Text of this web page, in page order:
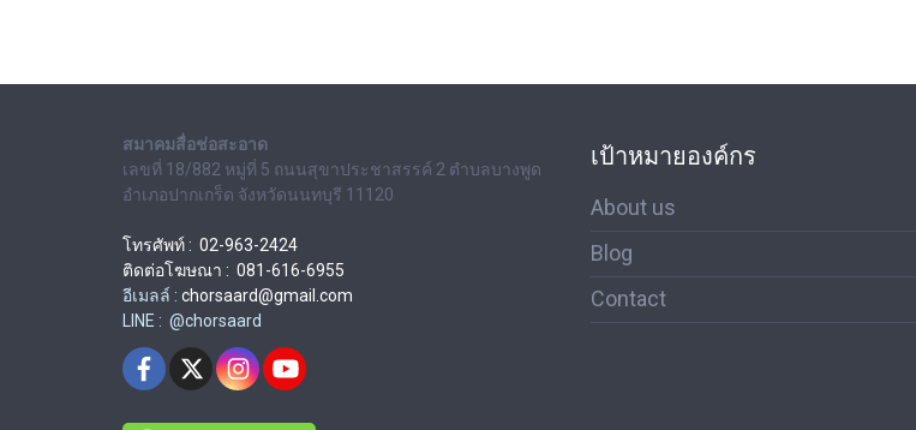
สมาคมสื่อช่อสะอาด
เลขที่ 18/882 หมู่ที่ 5 ถนนสุขาประชาสรรค์ 2 ตำบลบางพูด
อำเภอปากเกร็ด จังหวัดนนทบุรี 11120
โทรศัพท์ : 02-963-2424
ติดต่อโฆษณา : 081-616-6955
อีเมลล์ : chorsaard@gmail.com
LINE : @chorsaard
เป้าหมายองค์กร
About us
Blog
Contact